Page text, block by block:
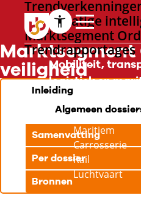
Trendrapportages
Mobiliteit,
logistiek en
Transport en
Maritiem
Carrosserie
Rail
Luchtvaart
Kunstmatige
Marktsegment
Marktsegment
veiligheid
Inleiding
Algemeen
Samenvatting
Per dossier
Bronnen